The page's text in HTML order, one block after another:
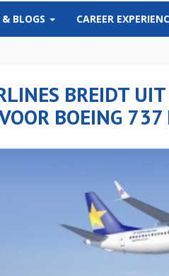
BLOGS CAREER
BREIDT
BOEING